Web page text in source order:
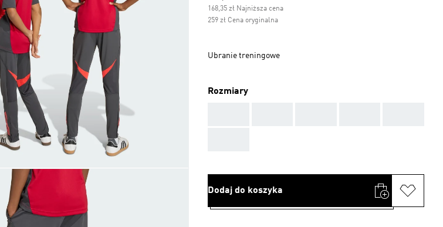
168,35 zł Najniższa cena
259 zł Cena oryginalna
Ubranie treningowe
Rozmiary
Dodaj do koszyka